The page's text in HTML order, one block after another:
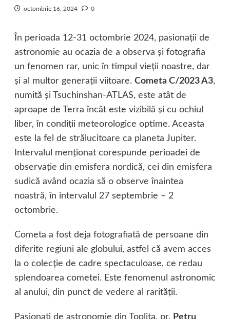
octombrie 16, 2024 0
În perioada 12-31 octombrie 2024, pasionaţii de
astronomie au ocazia de a observa şi fotografia
un fenomen rar, unic în timpul vieţii noastre, dar
şi al multor generaţii viitoare. Cometa C/2023 A3,
numită şi Tsuchinshan-ATLAS, este atât de
aproape de Terra încât este vizibilă şi cu ochiul
liber, în condiţii meteorologice optime. Aceasta
este la fel de strălucitoare ca planeta Jupiter.
Intervalul menţionat corespunde perioadei de
observaţie din emisfera nordică, cei din emisfera
sudică având ocazia să o observe înaintea
noastră, în intervalul 27 septembrie – 2
octombrie.
Cometa a fost deja fotografiată de persoane din
diferite regiuni ale globului, astfel că avem acces
la o colecţie de cadre spectaculoase, ce redau
splendoarea cometei. Este fenomenul astronomic
al anului, din punct de vedere al rarităţii.
Pasionaţi de astronomie din Topliţa, pr. Petru